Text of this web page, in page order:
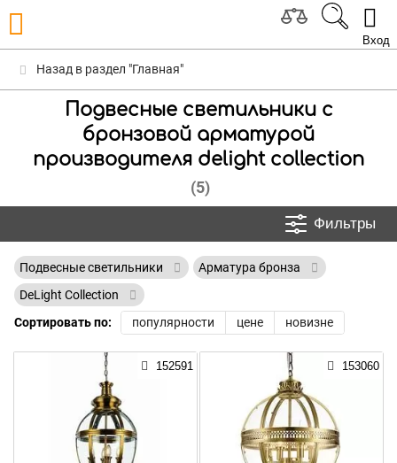
Вход
Назад в раздел "Главная"
Подвесные светильники с
бронзовой арматурой
производителя delight collection
(5)
Фильтры
Подвесные светильники
Арматура бронза
DeLight Collection
Сортировать по:
популярности цене новизне
152591 153060